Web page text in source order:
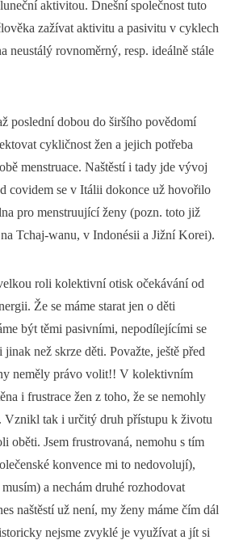
aktivitou. Dnešní společnost tuto
zažívat aktivitu a pasivitu v cyklech
neustálý rovnoměrný, resp. ideálně stále
poslední dobou do širšího povědomí
cykličnost žen a jejich potřeba
menstruace. Naštěstí i tady jde vývoj
covidem se v Itálii dokonce už hovořilo
pro menstruující ženy (pozn. toto již
Tchaj-wanu, v Indonésii a Jižní Korei).
roli kolektivní otisk očekávání od
Že se máme starat jen o děti
být těmi pasivními, nepodílejícími se
než skrze děti. Považte, ještě před
neměly právo volit!! V kolektivním
i frustrace žen z toho, že se nemohly
Vznikl tak i určitý druh přístupu k životu
oběti. Jsem frustrovaná, nemohu s tím
konvence mi to nedovolují),
a nechám druhé rozhodovat
naštěstí už není, my ženy máme čím dál
nejsme zvyklé je využívat a jít si